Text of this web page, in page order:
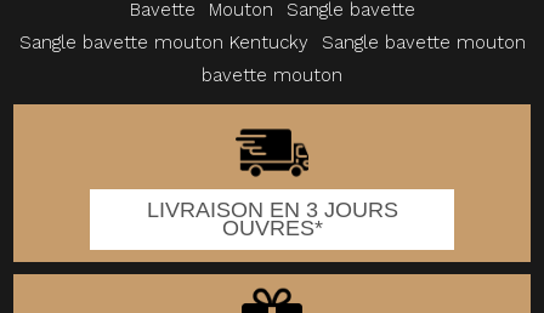
Bavette Mouton
Sangle bavette
Sangle bavette mouton Kentucky
Sangle bavette mouton
bavette mouton
LIVRAISON EN 3 JOURS
OUVRES*